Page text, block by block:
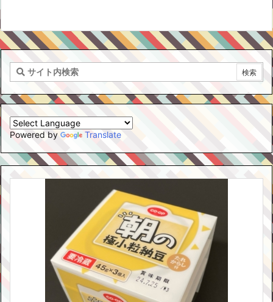
Powered by Translate